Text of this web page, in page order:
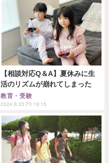
【相談対応Q＆A】夏休みに生
活のリズムが崩れてしまった
教育・受験
2024.8.23 Fri 19:15